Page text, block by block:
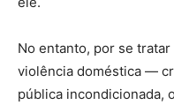
No entanto, por se
violência doméstica —
pública incondicionada,